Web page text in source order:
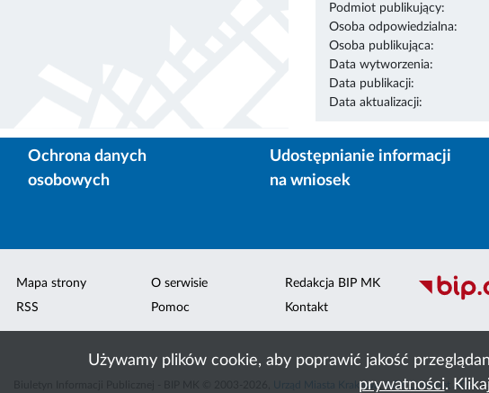
Używamy plików cookie, aby poprawić jakość
prywatności.
Podmiot publikujący:
Osoba odpowiedzialna:
Osoba publikująca:
Data wytworzenia:
Data publikacji:
Data aktualizacji:
Ochrona danych
osobowych
Udostępnianie informacji
na wniosek
Mapa strony
RSS
O serwisie
Pomoc
Redakcja BIP MK
Kontakt
Urząd Miasta Krakowa,ACK Cyfronet AGH